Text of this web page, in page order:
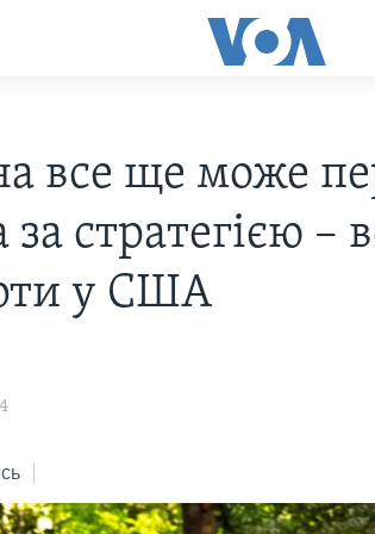
все ще може
за стратегією –
у США